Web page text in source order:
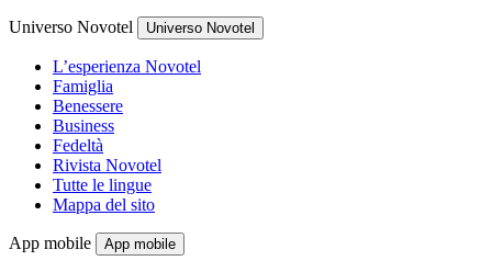
Universo Novotel Universo Novotel
L’esperienza Novotel
Famiglia
Benessere
Business
Fedeltà
Rivista Novotel
Tutte le lingue
Mappa del sito
App mobile App mobile